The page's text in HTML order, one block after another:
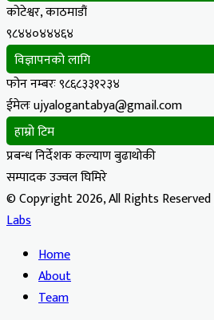
कोटेश्वर, काठमाडौं
९८४४०४४४६४
विज्ञापनको लागि
फोन नम्बरः ९८६८३३१२३४
ईमेलः ujyalogantabya@gmail.com
हाम्रो टिम
प्रबन्ध निर्देशक कल्याण बुढाथोकी
सम्पादक उज्वल घिमिरे
© Copyright 2026, All Rights
Labs
Home
About
Team